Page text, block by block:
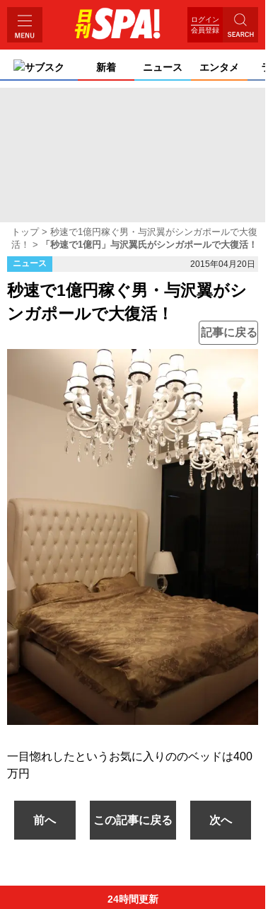
ログイン
会員登録
サブスク 新着 ニュース エンタメ
トップ
秒速で1億円稼ぐ男・与沢翼がシンガポールで大復
活！
「秒速で1億円」与沢翼氏がシンガポールで大復活！
ニュース 2015年04月20日
秒速で1億円稼ぐ男・与沢翼がシ
ンガポールで大復活！
記事に戻る
一目惚れしたというお気に入りののベッドは400
万円
前へ この記事に戻る 次へ
24時間更新